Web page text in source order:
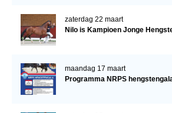
zaterdag 22 maart
Nilo is Kampioen Jonge
maandag 17 maart
Programma NRPS